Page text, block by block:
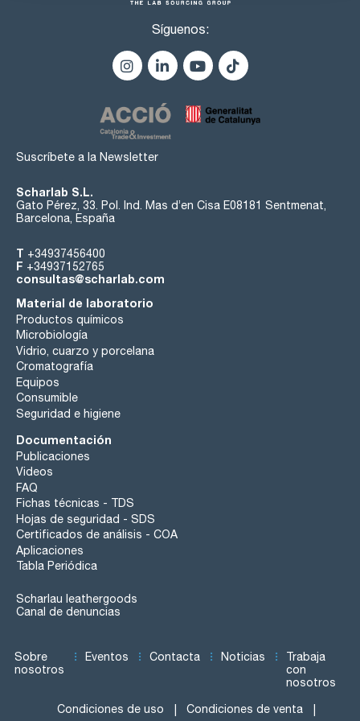
Síguenos:
Suscríbete a la Newsletter
Scharlab S.L.
Gato Pérez, 33. Pol. Ind. Mas d’en Cisa E08181 Sentmenat,
Barcelona, España
T +34937456400
F +34937152765
consultas@scharlab.com
Material de laboratorio
Productos químicos
Microbiología
Vidrio, cuarzo y porcelana
Cromatografía
Equipos
Consumible
Seguridad e higiene
Documentación
Publicaciones
Videos
FAQ
Fichas técnicas - TDS
Hojas de seguridad - SDS
Certificados de análisis - COA
Aplicaciones
Tabla Periódica
Scharlau leathergoods
Canal de denuncias
Sobre
nosotros
Eventos Contacta Noticias
Trabaja
con
nosotros
Condiciones de uso Condiciones de venta